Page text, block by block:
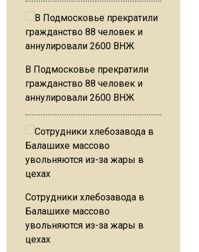
В Подмосковье прекратили
гражданство 88 человек и
аннулировали 2600 ВНЖ
Сотрудники хлебозавода в
Балашихе массово
увольняются из-за жары в
цехах